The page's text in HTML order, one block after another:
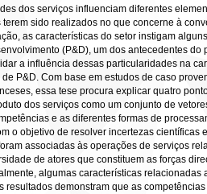
dos serviços influenciam diferentes
sido realizados no que concerne à
as características do setor instigam
(P&D), um dos antecedentes
a influência dessas particularidades na
P&D. Com base em estudos de caso
essa tese procura explicar quatro
dos serviços como um conjunto de
e as diferentes formas de
o objetivo de resolver incertezas científicas
associadas às operações de serviços
de atores que constituem as forças
algumas características relacionadas
resultados demonstram que as